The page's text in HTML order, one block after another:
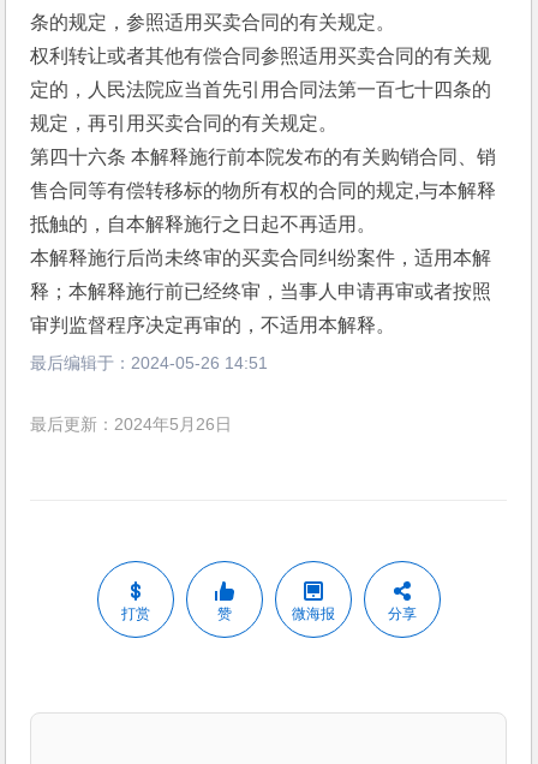
条的规定，参照适用买卖合同的有关规定。
权利转让或者其他有偿合同参照适用买卖合同的有关规
定的，人民法院应当首先引用合同法第一百七十四条的
规定，再引用买卖合同的有关规定。
第四十六条 本解释施行前本院发布的有关购销合同、销
售合同等有偿转移标的物所有权的合同的规定,与本解释
抵触的，自本解释施行之日起不再适用。
本解释施行后尚未终审的买卖合同纠纷案件，适用本解
释；本解释施行前已经终审，当事人申请再审或者按照
审判监督程序决定再审的，不适用本解释。
最后编辑于： 2024-05-26 14:51
最后更新：2024年5月26日
打赏 赞 微海报 分享